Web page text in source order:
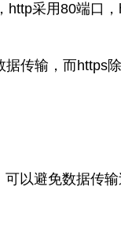
http采用80端口，
据传输，而https
以避免数据传输